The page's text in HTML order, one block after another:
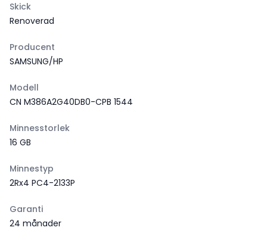
Skick
Renoverad
Producent
SAMSUNG/HP
Modell
CN M386A2G40DB0-CPB 1544
Minnesstorlek
16 GB
Minnestyp
2Rx4 PC4-2133P
Garanti
24 månader